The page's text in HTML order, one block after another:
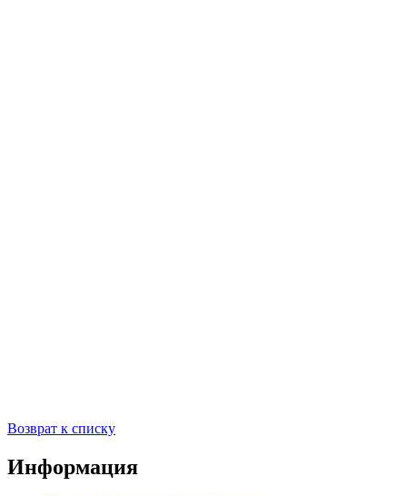
Возврат к списку
Информация